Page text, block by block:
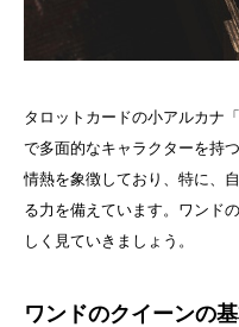
タロットカードの小アルカナ
で多面的なキャラクターを持
情熱を象徴しており、特に、
る力を備えています。ワンド
しく見ていきましょう。
ワンドのクイーンの